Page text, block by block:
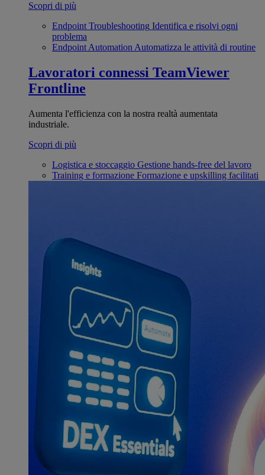
Scopri di più
Endpoint Troubleshooting Identifica e risolvi ogni
problema
Endpoint Automation Automatizza le attività di routine
Lavoratori connessi TeamViewer
Frontline
Aumenta l'efficienza con la nostra realtà aumentata
industriale.
Scopri di più
Logistica e stoccaggio Gestione hands-free del lavoro
Training e formazione Formazione e upskilling facilitati